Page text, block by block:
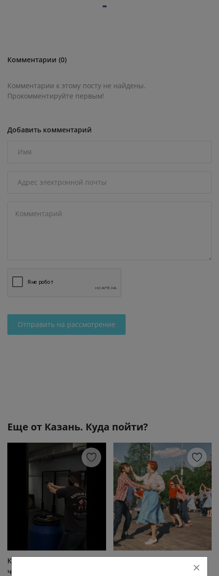
Комментарии (0)
Комментарии к этому посту не найдены.
Прокомментируйте первым!
Добавить комментарий
Отправить на рассмотрение
Еще от Казань. Куда пойти?
Кто хочет попробовать
что-то необычное —